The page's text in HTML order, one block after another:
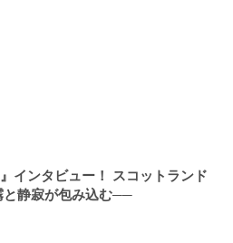
インタビュー！ スコットランド
と静寂が包み込む──